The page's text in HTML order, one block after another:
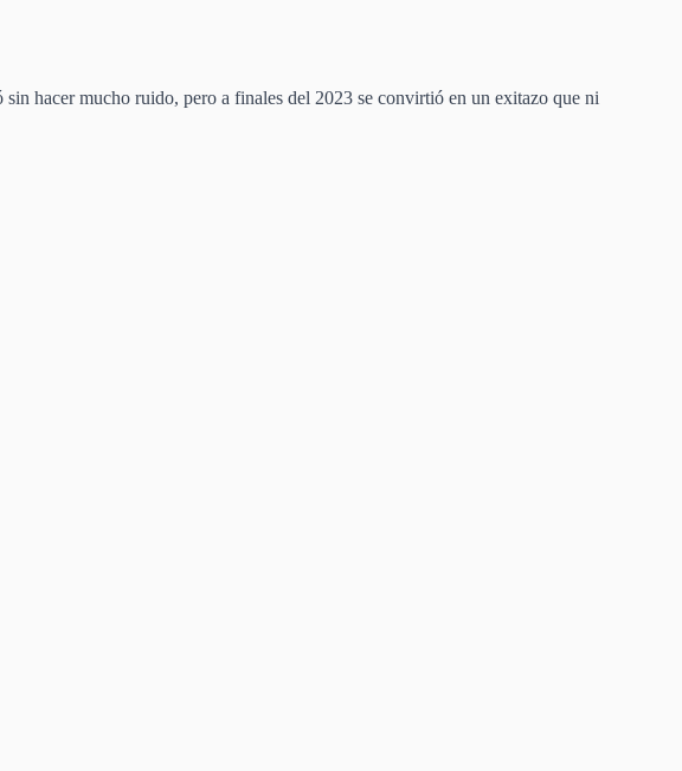
hacer mucho ruido, pero a finales del 2023 se convirtió en un exitazo que ni